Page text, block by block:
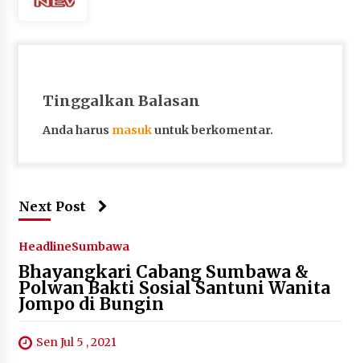
Tinggalkan Balasan
Anda harus masukuntuk berkomentar.
Next Post
HeadlineSumbawa
Bhayangkari Cabang Sumbawa &
Polwan Bakti Sosial Santuni Wanita
Jompo di Bungin
Sen Jul 5 , 2021